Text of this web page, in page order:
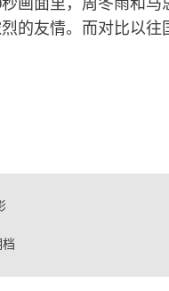
秒画面里，周冬雨和马
的友情。而对比以